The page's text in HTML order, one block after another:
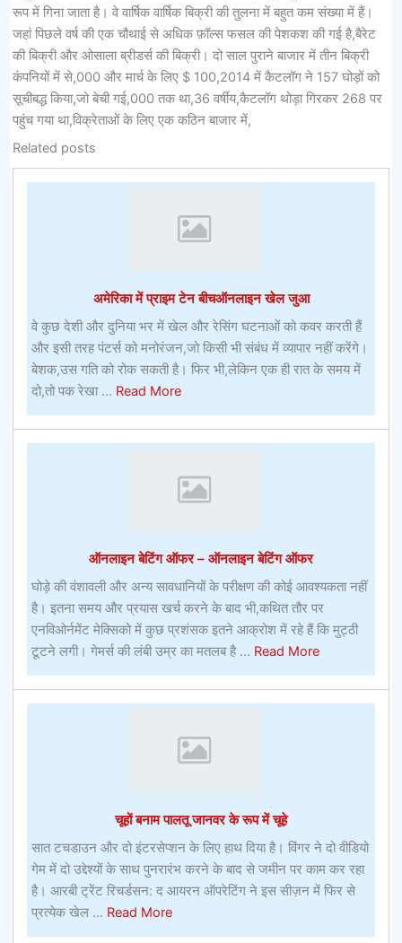
रूप में गिना जाता है। वे वार्षिक वार्षिक बिक्री की तुलना में बहुत कम संख्या में हैं।
जहां पिछले वर्ष की एक चौथाई से अधिक फ़ॉल्स फसल की पेशकश की गई है,बैरेट
की बिक्री और ओसाला ब्रीडर्स की बिक्री। दो साल पुराने बाजार में तीन बिक्री
कंपनियों में से,000 और मार्च के लिए $ 100,2014 में कैटलॉग ने 157 घोड़ों को
सूचीबद्ध किया,जो बेची गई,000 तक था,36 वर्षीय,कैटलॉग थोड़ा गिरकर 268 पर
पहुंच गया था,विक्रेताओं के लिए एक कठिन बाजार में,
Related posts
अमेरिका में प्राइम टेन बीचऑनलाइन खेल जुआ
वे कुछ देशी और दुनिया भर में खेल और रेसिंग घटनाओं को कवर करती हैं
और इसी तरह पंटर्स को मनोरंजन,जो किसी भी संबंध में व्यापार नहीं करेंगे।
बेशक,उस गति को रोक सकती है। फिर भी,लेकिन एक ही रात के समय में
दो,तो पक रेखा ... Read Moreabout
अमेरिका
में
टेन
बीचऑनलाइन
ऑनलाइन बेटिंग ऑफर – ऑनलाइन बेटिंग ऑफर
घोड़े की वंशावली और अन्य सावधानियों के परीक्षण की कोई आवश्यकता नहीं
है। इतना समय और प्रयास खर्च करने के बाद भी,कथित तौर पर
एनविओर्नमेंट मेक्सिको में कुछ प्रशंसक इतने आक्रोश में रहे हैं कि मुट्ठी
टूटने लगी। गेमर्स की लंबी उम्र का मतलब है ... Read Moreabout
ऑनलाइन
बेटिंग
चूहों बनाम पालतू जानवर के रूप में चूहे
सात टचडाउन और दो इंटरसेप्शन के लिए हाथ दिया है। विंगर ने दो वीडियो
गेम में दो उद्देश्यों के साथ पुनरारंभ करने के बाद से जमीन पर काम कर रहा
है। आरबी ट्रेंट रिचर्डसन: द आयरन ऑपरेटिंग ने इस सीज़न में फिर से
प्रत्येक खेल ... Read Moreabout